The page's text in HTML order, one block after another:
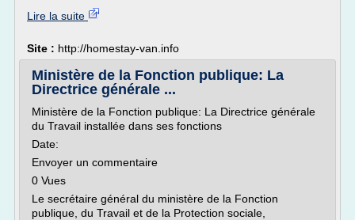
Lire la suite
Site : http://homestay-van.info
Ministère de la Fonction publique: La
Directrice générale ...
Ministère de la Fonction publique: La Directrice générale
du Travail installée dans ses fonctions
Date:
Envoyer un commentaire
0 Vues
Le secrétaire général du ministère de la Fonction
publique, du Travail et de la Protection sociale,